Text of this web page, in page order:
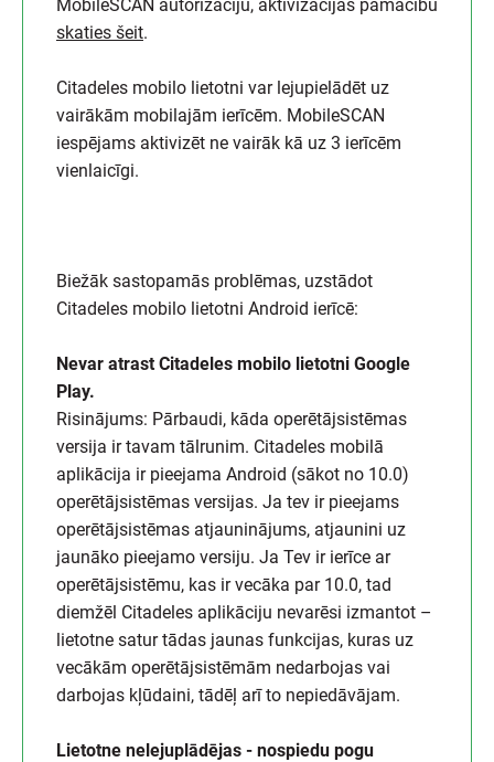
MobileSCAN autorizāciju, aktivizācijas pamācību
skaties šeit.
Citadeles mobilo lietotni var lejupielādēt uz
vairākām mobilajām ierīcēm. MobileSCAN
iespējams aktivizēt ne vairāk kā uz 3 ierīcēm
vienlaicīgi.
Biežāk sastopamās problēmas, uzstādot
Citadeles mobilo lietotni Android ierīcē:
Nevar atrast Citadeles mobilo lietotni Google
Play.
Risinājums: Pārbaudi, kāda operētājsistēmas
versija ir tavam tālrunim. Citadeles mobilā
aplikācija ir pieejama Android (sākot no 10.0)
operētājsistēmas versijas. Ja tev ir pieejams
operētājsistēmas atjauninājums, atjaunini uz
jaunāko pieejamo versiju. Ja Tev ir ierīce ar
operētājsistēmu, kas ir vecāka par 10.0, tad
diemžēl Citadeles aplikāciju nevarēsi izmantot –
lietotne satur tādas jaunas funkcijas, kuras uz
vecākām operētājsistēmām nedarbojas vai
darbojas kļūdaini, tādēļ arī to nepiedāvājam.
Lietotne nelejuplādējas - nospiedu pogu